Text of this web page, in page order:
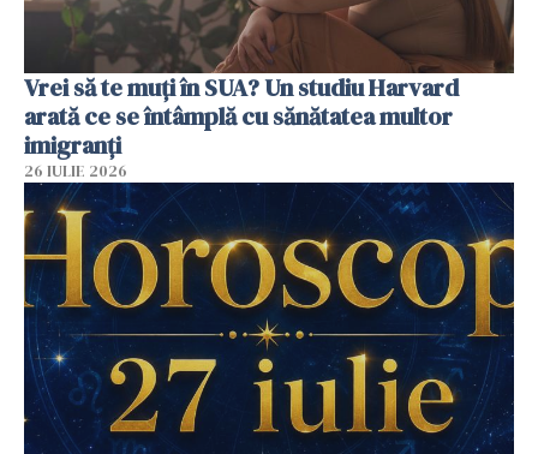
Vrei să te muți în SUA? Un studiu Harvard
arată ce se întâmplă cu sănătatea multor
imigranți
26 IULIE 2026